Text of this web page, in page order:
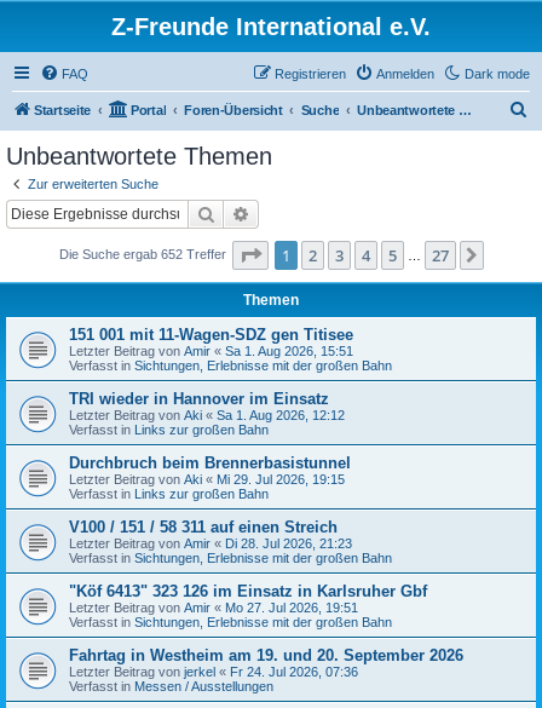
Z-Freunde International e.V.
Dark mode
FAQ Anmelden
Registrieren
Startseite Portal Foren-Übersicht Suche Unbeantwortete Themen
Unbeantwortete Themen
Zur erweiterten Suche
Suche
Die Suche ergab 652 Treffer Seite 1von 27
1 2 3 4 5 27
Themen
151 001 mit 11-Wagen-SDZ gen Titisee
Letzter Beitrag von Amir « Sa 1. Aug 2026, 15:51
Verfasst in Sichtungen, Erlebnisse mit der großen Bahn
TRI wieder in Hannover im Einsatz
Letzter Beitrag von Aki « Sa 1. Aug 2026, 12:12
Verfasst in Links zur großen Bahn
Durchbruch beim Brennerbasistunnel
Letzter Beitrag von Aki « Mi 29. Jul 2026, 19:15
Verfasst in Links zur großen Bahn
V100 / 151 / 58 311 auf einen Streich
Letzter Beitrag von Amir « Di 28. Jul 2026, 21:23
Verfasst in Sichtungen, Erlebnisse mit der großen Bahn
"Köf 6413" 323 126 im Einsatz in Karlsruher Gbf
Letzter Beitrag von Amir « Mo 27. Jul 2026, 19:51
Verfasst in Sichtungen, Erlebnisse mit der großen Bahn
Fahrtag in Westheim am 19. und 20. September 2026
Letzter Beitrag von jerkel « Fr 24. Jul 2026, 07:36
Verfasst in Messen / Ausstellungen